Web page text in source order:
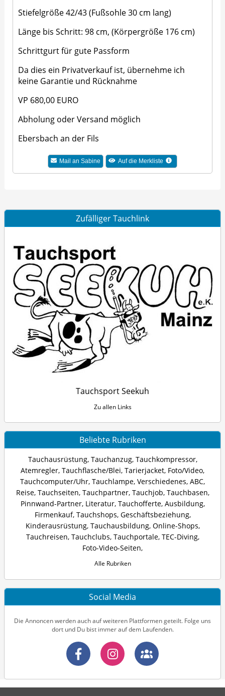
Stiefelgröße 42/43 (Fußsohle 30 cm lang)
Länge bis Schritt: 98 cm, (Körpergröße 176 cm)
Schrittgurt für gute Passform
Da dies ein Privatverkauf ist, übernehme ich
keine Garantie und Rücknahme
VP 680,00 EURO
Abholung oder Versand möglich
Ebersbach an der Fils
Mail an Sabine Auf die Merkliste
Zufälliger Tauchlink
Tauchsport Seekuh
Zu allen Links
Beliebte Rubriken
Tauchausrüstung, Tauchanzug, Tauchkompressor,
Atemregler, Tauchflasche/Blei, Tarierjacket, Foto/Video,
Tauchcomputer/Uhr, Tauchlampe, Verschiedenes, ABC,
Reise, Tauchseiten, Tauchpartner, Tauchjob, Tauchbasen,
Pinnwand-Partner, Literatur, Tauchofferte, Ausbildung,
Firmenkauf, Tauchshops, Geschäftsbeziehung,
Kinderausrüstung, Tauchausbildung, Online-Shops,
Tauchreisen, Tauchclubs, Tauchportale, TEC-Diving,
Foto-Video-Seiten,
Alle Rubriken
Social Media
Die Annoncen werden auch auf weiteren Plattformen geteilt. Folge uns
dort und Du bist immer auf dem Laufenden.